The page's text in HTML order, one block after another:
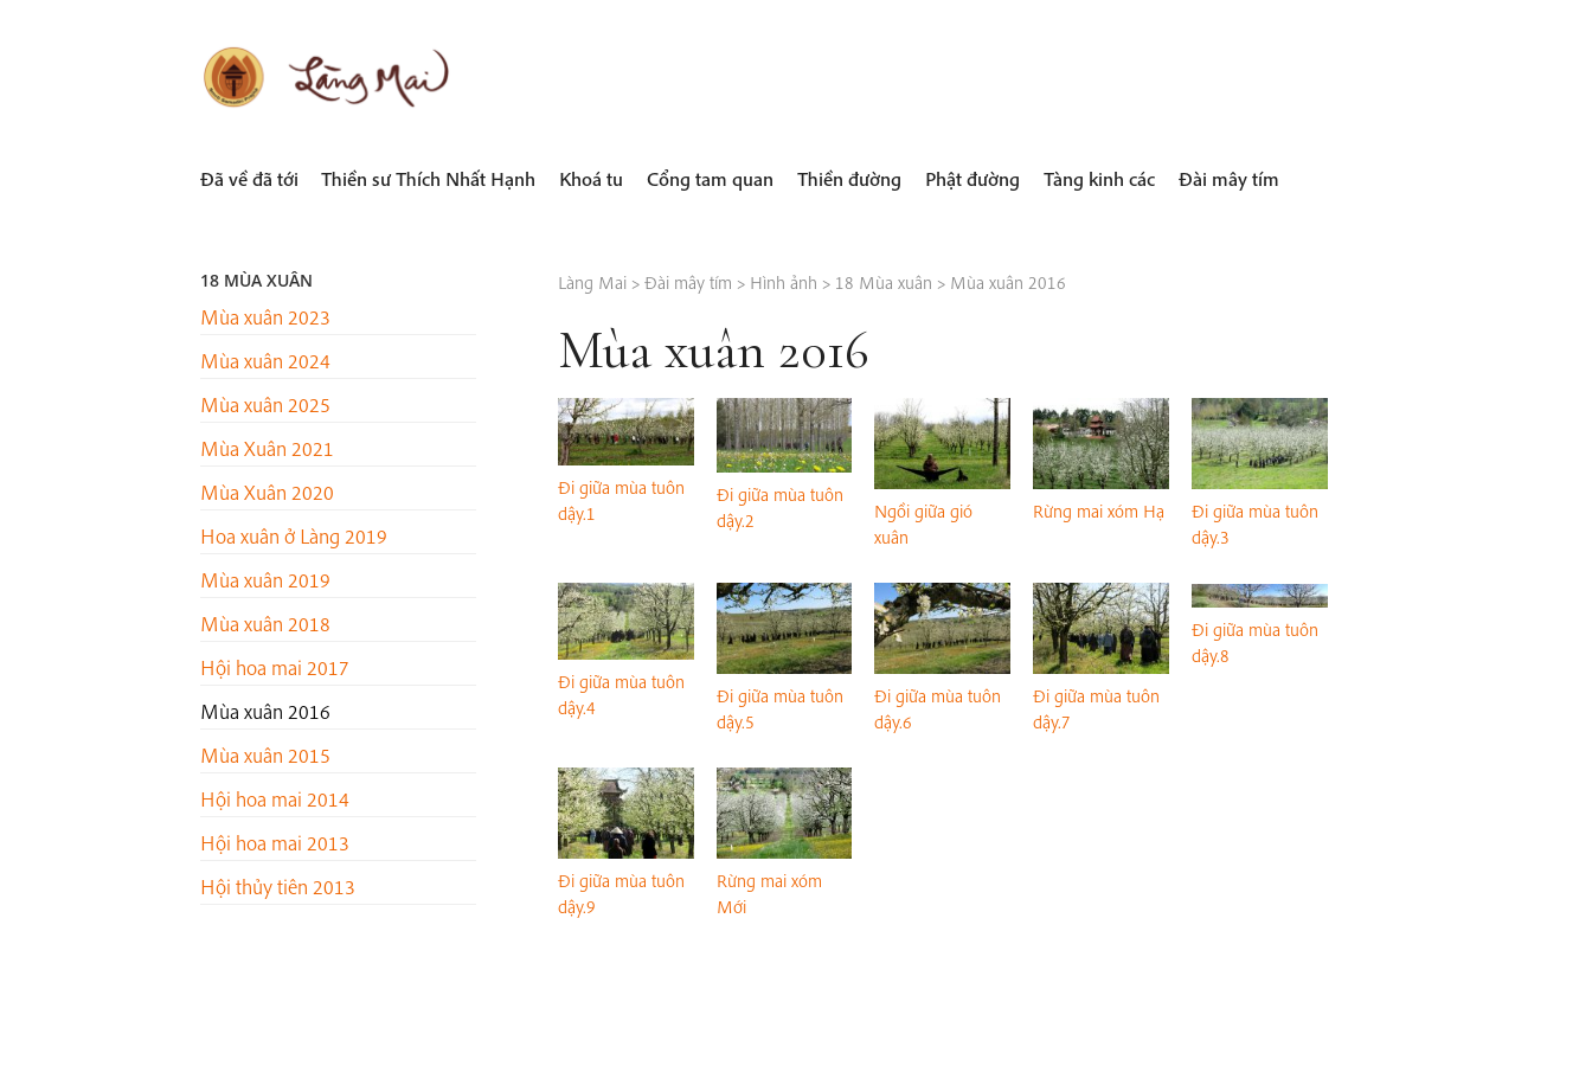
LÀNG MAI
Đã về đã tới Thiền sư Thích Nhất Hạnh Khoá tu Cổng tam quan Thiền đường Phật đường Tàng kinh các Đài mây tím
18 MÙA XUÂN
Mùa xuân 2023
Mùa xuân 2024
Mùa xuân 2025
Mùa Xuân 2021
Mùa Xuân 2020
Hoa xuân ở Làng 2019
Mùa xuân 2019
Mùa xuân 2018
Hội hoa mai 2017
Mùa xuân 2016
Mùa xuân 2015
Hội hoa mai 2014
Hội hoa mai 2013
Hội thủy tiên 2013
Làng Mai> Đài mây tím > Hình ảnh > 18 Mùa xuân > Mùa xuân 2016
Mùa xuân 2016
Đi giữa mùa tuôn
dậy.1
Đi giữa mùa tuôn
dậy.2
Ngồi giữa gió
xuân
Rừng mai xóm Hạ
Đi giữa mùa tuôn
dậy.3
Đi giữa mùa tuôn
dậy.4
Đi giữa mùa tuôn
dậy.5
Đi giữa mùa tuôn
dậy.6
Đi giữa mùa tuôn
dậy.7
Đi giữa mùa tuôn
dậy.8
Đi giữa mùa tuôn
dậy.9
Rừng mai xóm
Mới